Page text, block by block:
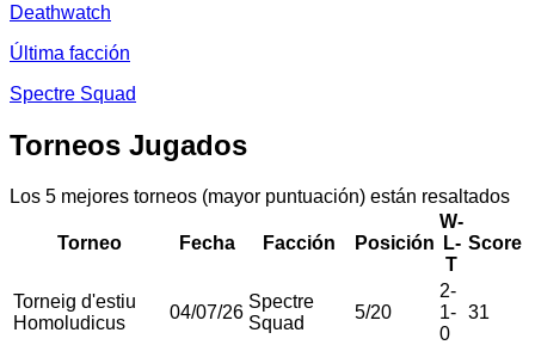
Deathwatch
Última facción
Spectre Squad
Torneos Jugados
Los 5 mejores torneos (mayor puntuación) están resaltados
Torneo Fecha Facción Posición
W-
L-
T
Score
Torneig d'estiu
Homoludicus
04/07/26
Spectre
Squad
5/20
2-
1-
0
31